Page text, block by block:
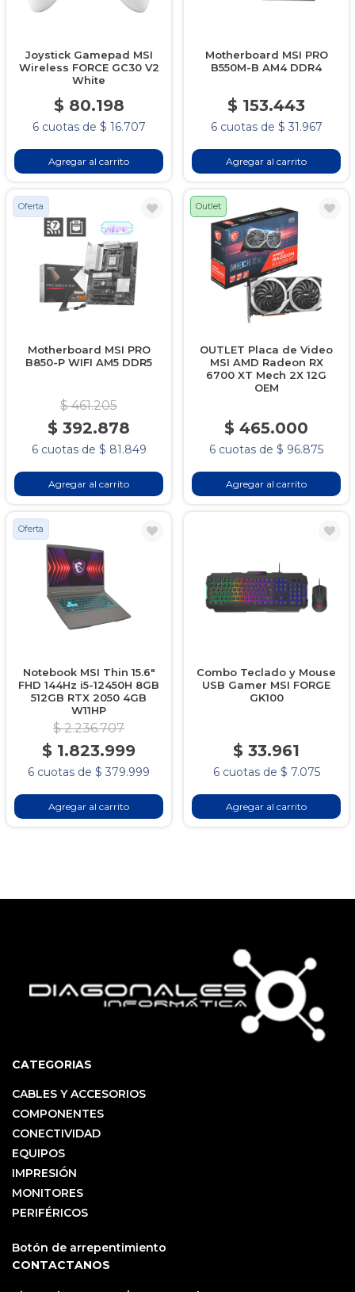
Joystick Gamepad MSI
Wireless FORCE GC30 V2
White
$ 80.198
6 cuotas de $ 16.707
Agregar al carrito
Motherboard MSI PRO
B550M-B AM4 DDR4
$ 153.443
6 cuotas de $ 31.967
Agregar al carrito
Oferta
Motherboard MSI PRO
B850-P WIFI AM5 DDR5
$ 461.205
$ 392.878
6 cuotas de $ 81.849
Agregar al carrito
Outlet
OUTLET Placa de Video
MSI AMD Radeon RX
6700 XT Mech 2X 12G
OEM
$ 465.000
6 cuotas de $ 96.875
Agregar al carrito
Oferta
Notebook MSI Thin 15.6"
FHD 144Hz i5-12450H 8GB
512GB RTX 2050 4GB
W11HP
$ 2.236.707
$ 1.823.999
6 cuotas de $ 379.999
Agregar al carrito
Combo Teclado y Mouse
USB Gamer MSI FORGE
GK100
$ 33.961
6 cuotas de $ 7.075
Agregar al carrito
CATEGORIAS
CABLES Y ACCESORIOS
COMPONENTES
CONECTIVIDAD
EQUIPOS
IMPRESIÓN
MONITORES
PERIFÉRICOS
Botón de arrepentimiento
CONTACTANOS